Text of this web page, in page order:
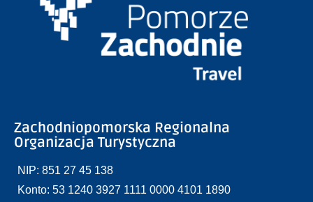
Zachodniopomorska Regionalna
Organizacja Turystyczna
NIP: 851 27 45 138
Konto: 53 1240 3927 1111 0000 4101 1890